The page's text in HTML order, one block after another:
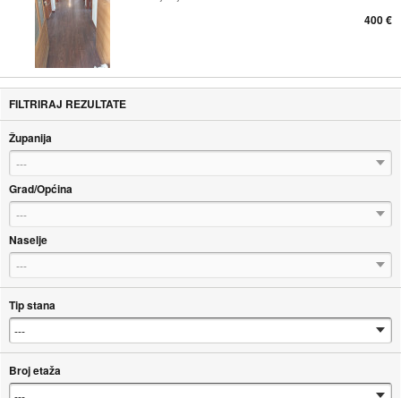
400 €
FILTRIRAJ REZULTATE
Županija
---
Grad/Općina
---
Naselje
---
Tip stana
Broj etaža